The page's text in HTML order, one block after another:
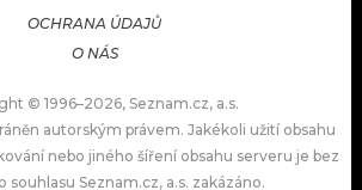
OCHRANA ÚDAJŮ
O NÁS
© 1996–2026, Seznam.cz, a.s.
autorským právem. Jakékoli užití obsahu
nebo jiného šíření obsahu serveru je bez
souhlasu Seznam.cz, a.s. zakázáno.